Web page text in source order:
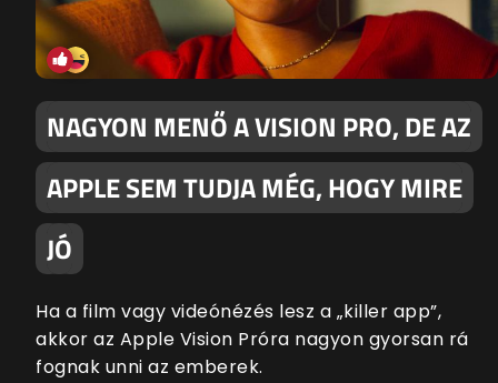
NAGYON MENŐ A VISION PRO, DE AZ
APPLE SEM TUDJA MÉG, HOGY MIRE
JÓ
Ha a film vagy videónézés lesz a „killer app”,
akkor az Apple Vision Próra nagyon gyorsan rá
fognak unni az emberek.